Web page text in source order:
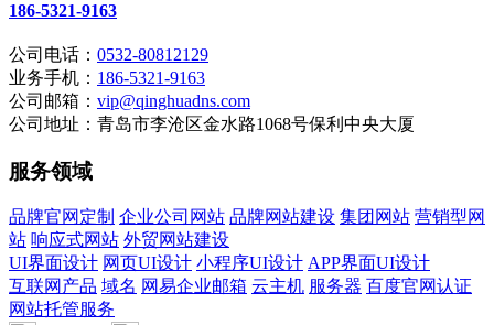
186-5321-9163
公司电话： 0532-80812129
业务手机： 186-5321-9163
公司邮箱： vip@qinghuadns.com
公司地址：青岛市李沧区金水路1068号保利中央大厦
服务领域
品牌官网定制 企业公司网站 品牌网站建设 集团网站 营销型网
站 响应式网站 外贸网站建设
UI界面设计 网页UI设计 小程序UI设计 APP界面UI设计
互联网产品 域名 网易企业邮箱 云主机 服务器 百度官网认证
网站托管服务